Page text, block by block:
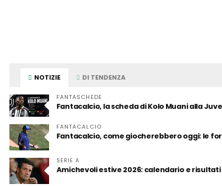
NOTIZIE DI TENDENZA
FANTASCHEDE
Fantacalcio, la scheda di Kolo Muani alla
FANTACALCIO
Fantacalcio, come giocherebbero oggi: le
SERIE A
Amichevoli estive 2026: calendario e risultati